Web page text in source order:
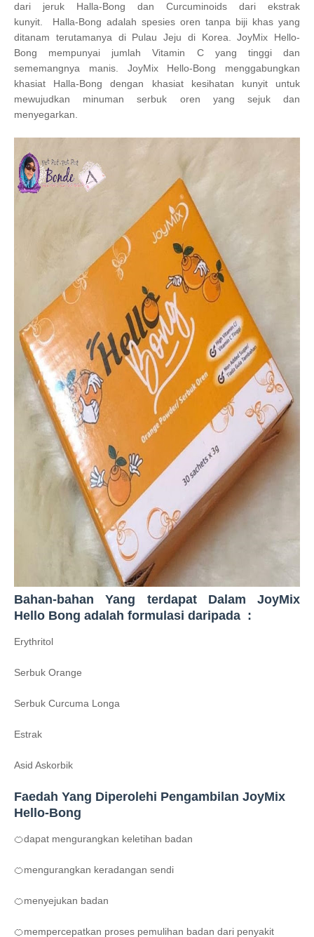
dari jeruk Halla-Bong dan Curcuminoids dari ekstrak
kunyit. Halla-Bong adalah spesies oren tanpa biji khas yang
ditanam terutamanya di Pulau Jeju di Korea.JoyMix Hello-
Bong mempunyai jumlah Vitamin C yang tinggi dan
sememangnya manis. JoyMix Hello-Bong menggabungkan
khasiat Halla-Bong dengan khasiat kesihatan kunyit untuk
mewujudkan minuman serbuk oren yang sejuk dan
menyegarkan.
Bahan-bahan Yang terdapat Dalam JoyMix
Hello Bong adalah formulasi daripada :
Erythritol
Serbuk Orange
Serbuk Curcuma Longa
Estrak
Asid Askorbik
Faedah Yang Diperolehi Pengambilan JoyMix
Hello-Bong
🍊dapat mengurangkan keletihan badan
🍊mengurangkan keradangan sendi
🍊menyejukan badan
🍊mempercepatkan proses pemulihan badan dari penyakit